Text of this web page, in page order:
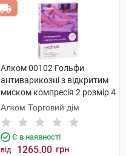
Алком 00102 Гольфи
антиварикозні з відкритим
миском компресія 2 розмір 4
бежевий 1 пара
Алком Торговий дім
Є в наявності
від 1265.00 грн